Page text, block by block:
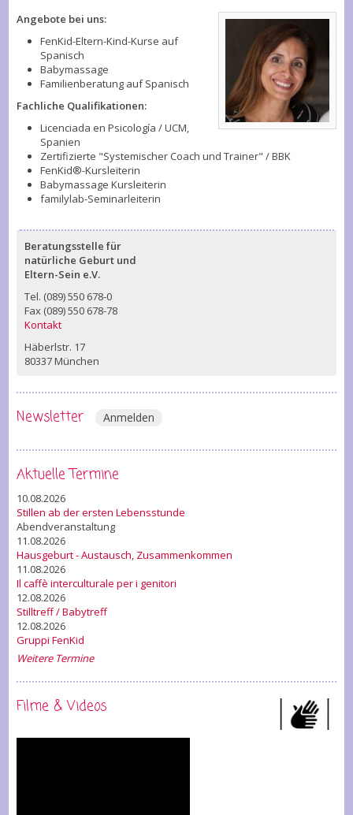
Angebote bei uns:
FenKid-Eltern-Kind-Kurse auf
Spanisch
Babymassage
Familienberatung auf Spanisch
Fachliche Qualifikationen:
Licenciada en Psicología / UCM,
Spanien
Zertifizierte "Systemischer Coach und Trainer" / BBK
FenKid®-Kursleiterin
Babymassage Kursleiterin
familylab-Seminarleiterin
Beratungsstelle für
natürliche Geburt und
Eltern-Sein e.V.
Tel. (089) 550 678-0
Fax (089) 550 678-78
Kontakt
Häberlstr. 17
80337 München
Newsletter Anmelden
Aktuelle Termine
10.08.2026
Stillen ab der ersten Lebensstunde
Abendveranstaltung
11.08.2026
Hausgeburt - Austausch, Zusammenkommen
11.08.2026
Il caffè interculturale per i genitori
12.08.2026
Stilltreff / Babytreff
12.08.2026
Gruppi FenKid
Weitere Termine
Filme & Videos